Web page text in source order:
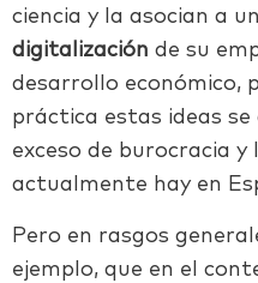
ciencia y la asocian a
digitalización de su
desarrollo económico,
práctica estas ideas se
exceso de burocracia
actualmente hay en
Pero en rasgos
ejemplo, que en el